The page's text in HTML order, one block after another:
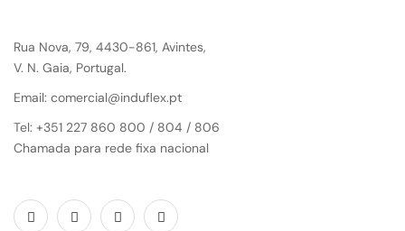
Rua Nova, 79, 4430-861, Avintes,
V. N. Gaia, Portugal.
Email: comercial@induflex.pt
Tel: +351 227 860 800 / 804 / 806
Chamada para rede fixa nacional